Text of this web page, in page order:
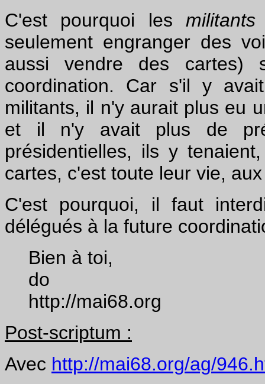
C'est pourquoi les militants
seulement engranger des
aussi vendre des
coordination. Car s'il y
militants, il n'y aurait plus eu
et il n'y avait plus de
présidentielles, ils y
cartes, c'est toute leur vie,
C'est pourquoi, il faut
délégués à la future
Bien à toi,
do
http://mai68.org
Post-scriptum :
Avec http://mai68.org/ag/